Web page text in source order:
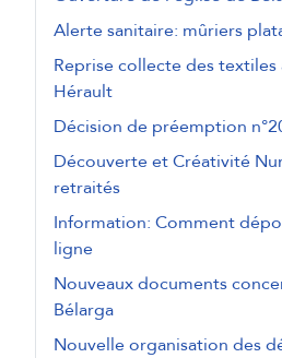
Alerte sanitaire: mûriers
Reprise collecte des
Hérault
Décision de préemption
Découverte et Créativité
retraités
Information: Comment
ligne
Nouveaux documents
Bélarga
Nouvelle organisation des